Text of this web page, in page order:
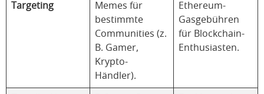
Targeting
Memes für
bestimmte
Communities (z.
B. Gamer,
Krypto-
Händler).
Ethereum-
Gasgebühren
für Blockchain-
Enthusiasten.